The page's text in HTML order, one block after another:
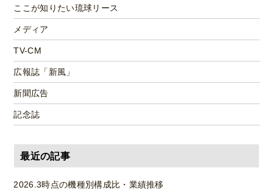
ここが知りたい琉球リース
メディア
TV-CM
広報誌「新風」
新聞広告
記念誌
最近の記事
2026.3時点の機種別構成比・業績推移